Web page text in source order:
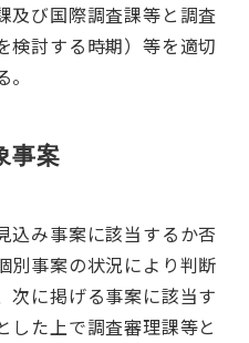
及び国際調査課等と調査
検討する時期）等を適切
事案
込み事案に該当するか否
別事案の状況により判断
次に掲げる事案に該当す
した上で調査審理課等と